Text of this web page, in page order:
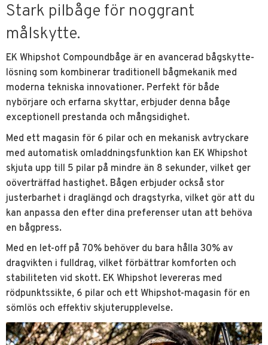
Stark pilbåge för noggrant
målskytte.
EK Whipshot Compoundbåge är en avancerad bågskytte-
lösning som kombinerar traditionell bågmekanik med
moderna tekniska innovationer. Perfekt för både
nybörjare och erfarna skyttar, erbjuder denna båge
exceptionell prestanda och mångsidighet.
Med ett magasin för 6 pilar och en mekanisk avtryckare
med automatisk omladdningsfunktion kan EK Whipshot
skjuta upp till 5 pilar på mindre än 8 sekunder, vilket ger
oöverträffad hastighet. Bågen erbjuder också stor
justerbarhet i draglängd och dragstyrka, vilket gör att du
kan anpassa den efter dina preferenser utan att behöva
en bågpress.
Med en let-off på 70% behöver du bara hålla 30% av
dragvikten i fulldrag, vilket förbättrar komforten och
stabiliteten vid skott. EK Whipshot levereras med
rödpunktssikte, 6 pilar och ett Whipshot-magasin för en
sömlös och effektiv skjuterupplevelse.